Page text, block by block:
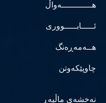
هــــــــــــەواڵ
ئـــــابـــــووری
هــەمەڕەنگ
چاوپێکەوتن
نەخشەی ماڵپەڕ